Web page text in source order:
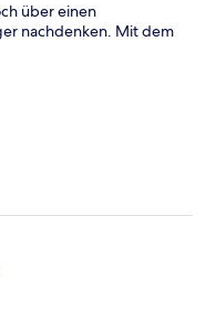
über einen
nachdenken. Mit dem